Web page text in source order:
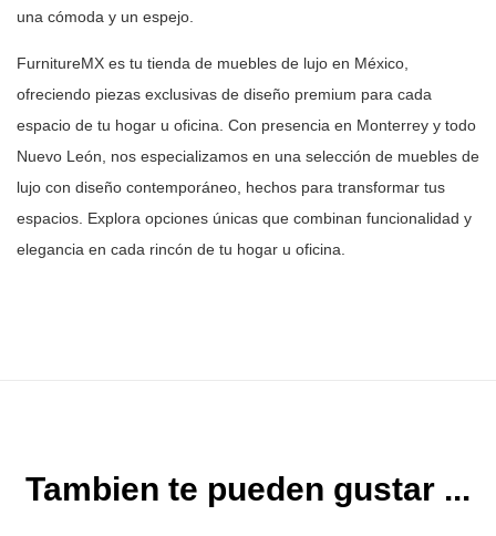
una cómoda y un espejo.
FurnitureMX es tu tienda de muebles de lujo en México,
ofreciendo piezas exclusivas de diseño premium para cada
espacio de tu hogar u oficina. Con presencia en Monterrey y todo
Nuevo León, nos especializamos en una selección de muebles de
lujo con diseño contemporáneo, hechos para transformar tus
espacios. Explora opciones únicas que combinan funcionalidad y
elegancia en cada rincón de tu hogar u oficina.
Tambien te pueden gustar ...